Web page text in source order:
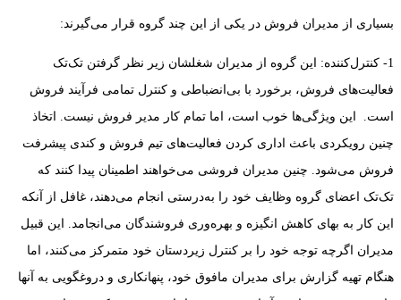
بسیاری از مدیران فروش در یکی از این چند گروه قرار می‌گیرند:
1- کنترل‌کننده‌: این گروه از مدیران شغلشان زیر نظر گرفتن تک‌تک
فعالیت‌های فروش، برخورد با بی‌انضباطی و کنترل تمامی فرآیند فروش
است. این ویژگی‌ها خوب است، اما تمام کار مدیر فروش نیست. اتخاذ
چنین رویکردی باعث اداری کردن فعالیت‌های تیم فروش و کندی پیشرفت
فروش می‌شود. چنین مدیران فروشی می‌خواهند اطمینان پیدا کنند که
تک‌تک اعضای گروه وظایف خود را به‌درستی انجام می‌دهند، غافل از آنکه
این کار به بهای کاهش انگیزه و بهره‌وری فروشندگان می‌انجامد. این قبیل
مدیران اگرچه توجه خود را بر کنترل زیردستان خود متمرکز می‌کنند، اما
هنگام تهیه گزارش برای مدیران مافوق خود، پنهانکاری و دروغگویی به آنها